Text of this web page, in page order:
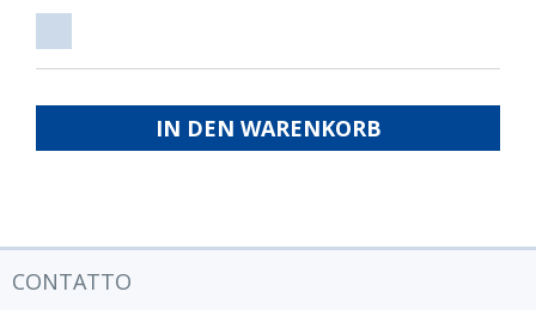
di
fabbrica
IN DEN WARENKORB
CONTATTO